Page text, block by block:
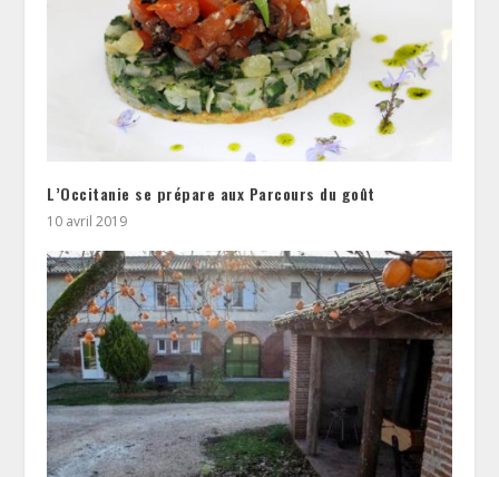
L’Occitanie se prépare aux Parcours du goût
10 avril 2019